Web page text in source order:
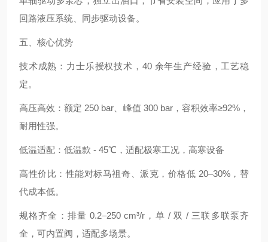
回路液压系统、同步驱动设备。
五、核心优势
技术成熟：力士乐授权技术，40 余年生产经验，工艺稳
定。
高压高效：额定 250 bar、峰值 300 bar，容积效率≥92%，
耐用性强。
低温适配：低温款 - 45℃，适配极寒工况，高寒设备
高性价比：性能对标马祖奇、派克，价格低 20–30%，替
代成本低。
规格齐全：排量 0.2–250 cm³/r，单 / 双 / 三联多联泵齐
全，可内置阀，适配多场景。